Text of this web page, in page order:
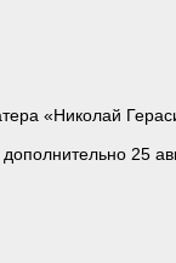
«Николай
25